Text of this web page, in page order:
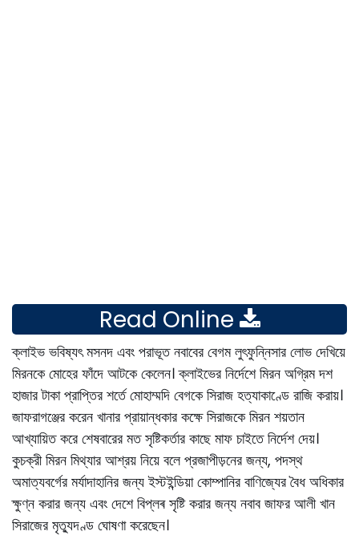
Read Online
ক্লাইভ ভবিষ্যৎ মসনদ এবং পরাভূত নবাবের বেগম লুৎফুন্নিসার লোভ দেখিয়ে
মিরনকে মোহের ফাঁদে আটকে কেলেন। ক্লাইভের নির্দেশে মিরন অগ্রিম দশ
হাজার টাকা প্রাপ্তির শর্তে মোহাম্মদি বেগকে সিরাজ হত্যাকাণ্ডে রাজি করায়।
জাফরাগঞ্জের করেন খানার প্রায়ান্ধকার কক্ষে সিরাজকে মিরন শয়তান
আখ্যায়িত করে শেষবারের মত সৃষ্টিকর্তার কাছে মাফ চাইতে নির্দেশ দেয়।
কুচক্রী মিরন মিথ্যার আশ্রয় নিয়ে বলে প্রজাপীড়নের জন্য, পদস্থ
অমাত্যবর্গের মর্যাদাহানির জন্য ইস্টইন্ডিয়া কোম্পানির বাণিজ্যের বৈধ অধিকার
ক্ষুণ্ন করার জন্য এবং দেশে বিপ্লৰ সৃষ্টি করার জন্য নবাব জাফর আলী খান
সিরাজের মৃত্যুদণ্ড ঘোষণা করেছেন।